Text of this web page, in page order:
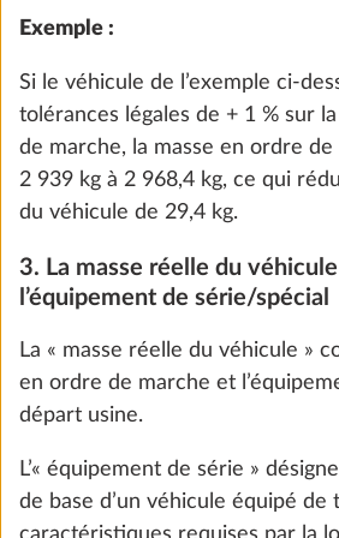
Pompe immergée avec
supplémentaire
n = nombre maximal de
L = longueur totale du véhicule
Exemple :pour un camping-car
assises autorisées et une
utile minimale est de 110 kg
En revanche, pour les caravanes,
minimale prescrite par la loi se
masse de la charge utile
n = nombre maximal de
Exemple :pour une caravane de
d’une longueur de cellule de 5,5